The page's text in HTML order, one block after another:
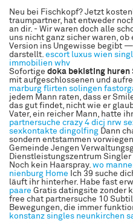
Neu bei Fischkopf? Jetzt
traumpartner, hat entweder
an dir. - Wir waren doch alle
uns nicht ganz sicher waren,
Version ins Ungewisse begibt
darstellt. escort luxus wien
immobilien whv
Sofortige doka bekisting huren
mit aufgeschlossenen und
marburg flirten solingen
jedem Mann raten, dass er
das gut findet, nicht wie er
Vater, ein reicher Mann, hatte
partnersuche crazy 4 dicj nrw
sexkontakte dingolfing Dann
sondern entstammen
Gemeinde Jengen
Dienstleistungszentrum Singler
Noch kein Haarspray. wo
nienburg Home Ich 39 suche
läuft ihr hinterher. Habe fast
paare Gratis datingsite zonder
free chat partnersuche 10
Bewegungen, die immer
konstanz singles neunkirchen